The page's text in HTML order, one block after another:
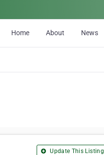
Home About News
Update This Listing